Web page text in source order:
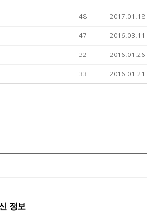
48 2017.01.18
47 2016.03.11
32 2016.01.26
33 2016.01.21
정보